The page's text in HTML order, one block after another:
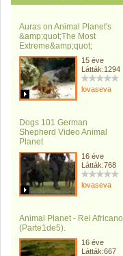
Auras on Animal Planet's
&amp;quot;The Most
Extreme&amp;quot;
15 éve
Látták:1294
lovaseva
Dogs 101 German
Shepherd Video Animal
Planet
16 éve
Látták:768
lovaseva
Animal Planet - Rei Africano
(Parte1de5).
16 éve
Látták:667